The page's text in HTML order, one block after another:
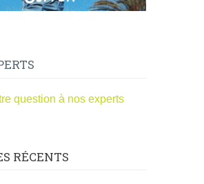
question à nos experts
RÉCENTS